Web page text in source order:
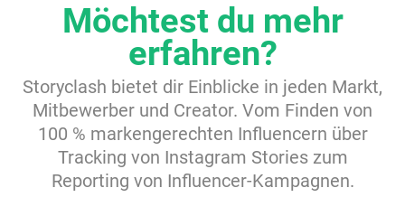
Möchtest du mehr
erfahren?
Storyclash bietet dir Einblicke in jeden Markt,
Mitbewerber und Creator. Vom Finden von
100 % markengerechten Influencern über
Tracking von Instagram Stories zum
Reporting von Influencer-Kampagnen.